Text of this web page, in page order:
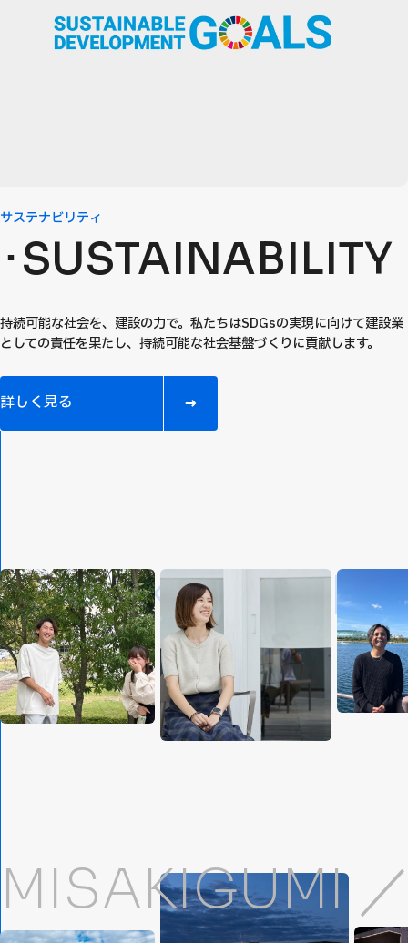
サステナビリティ
SUSTAINABILITY
持続可能な社会を、建設の力で。私たちはSDGsの実現に向けて建設業
としての責任を果たし、持続可能な社会基盤づくりに貢献します。
詳し く見る
MISAKIGUMI
MISAKIGUMI